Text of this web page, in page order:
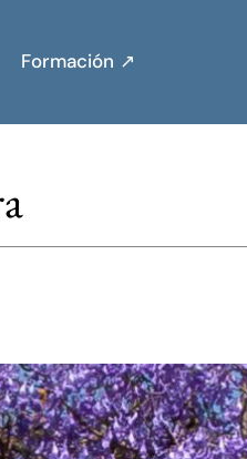
Formación ↗︎